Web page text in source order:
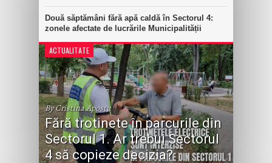
Două săptămâni fără apă caldă în Sectorul 4:
zonele afectate de lucrările Municipalității
ACTUALITATE
By Cristina Apostu
Fără trotinete în parcurile din
Sectorul 1. Ar trebui Sectorul
4 să copieze decizia?